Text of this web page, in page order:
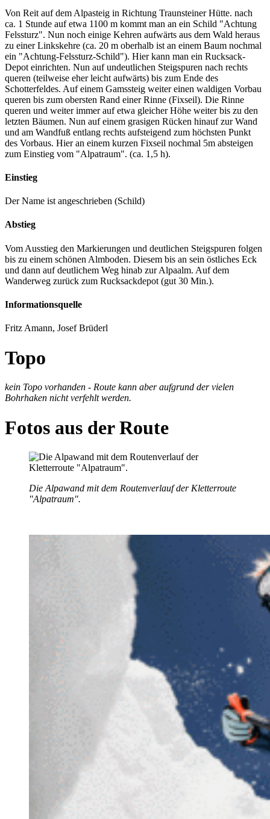
Von Reit auf dem Alpasteig in Richtung Traunsteiner Hütte. nach
ca. 1 Stunde auf etwa 1100 m kommt man an ein Schild "Achtung
Felssturz". Nun noch einige Kehren aufwärts aus dem Wald heraus
zu einer Linkskehre (ca. 20 m oberhalb ist an einem Baum nochmal
ein "Achtung-Felssturz-Schild"). Hier kann man ein Rucksack-
Depot einrichten. Nun auf undeutlichen Steigspuren nach rechts
queren (teilweise eher leicht aufwärts) bis zum Ende des
Schotterfeldes. Auf einem Gamssteig weiter einen waldigen Vorbau
queren bis zum obersten Rand einer Rinne (Fixseil). Die Rinne
queren und weiter immer auf etwa gleicher Höhe weiter bis zu den
letzten Bäumen. Nun auf einem grasigen Rücken hinauf zur Wand
und am Wandfuß entlang rechts aufsteigend zum höchsten Punkt
des Vorbaus. Hier an einem kurzen Fixseil nochmal 5m absteigen
zum Einstieg vom "Alpatraum". (ca. 1,5 h).
Einstieg
Der Name ist angeschrieben (Schild)
Abstieg
Vom Ausstieg den Markierungen und deutlichen Steigspuren folgen
bis zu einem schönen Almboden. Diesem bis an sein östliches Eck
und dann auf deutlichem Weg hinab zur Alpaalm. Auf dem
Wanderweg zurück zum Rucksackdepot (gut 30 Min.).
Informationsquelle
Fritz Amann, Josef Brüderl
Topo
kein Topo vorhanden - Route kann aber aufgrund der vielen
Bohrhaken nicht verfehlt werden.
Fotos aus der Route
Die Alpawand mit dem Routenverlauf der Kletterroute
"Alpatraum".